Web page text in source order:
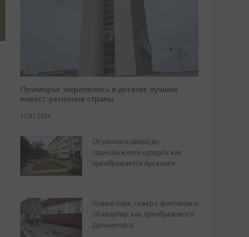
Приморье закрепилось в десятке лучших
инвест-регионов страны
17.07.2026
От уютного двора до
горнолыжного курорта: как
преображается Арсеньев
Новый парк, сквер с фонтаном и
50 квартир: как преображается
Дальнегорск